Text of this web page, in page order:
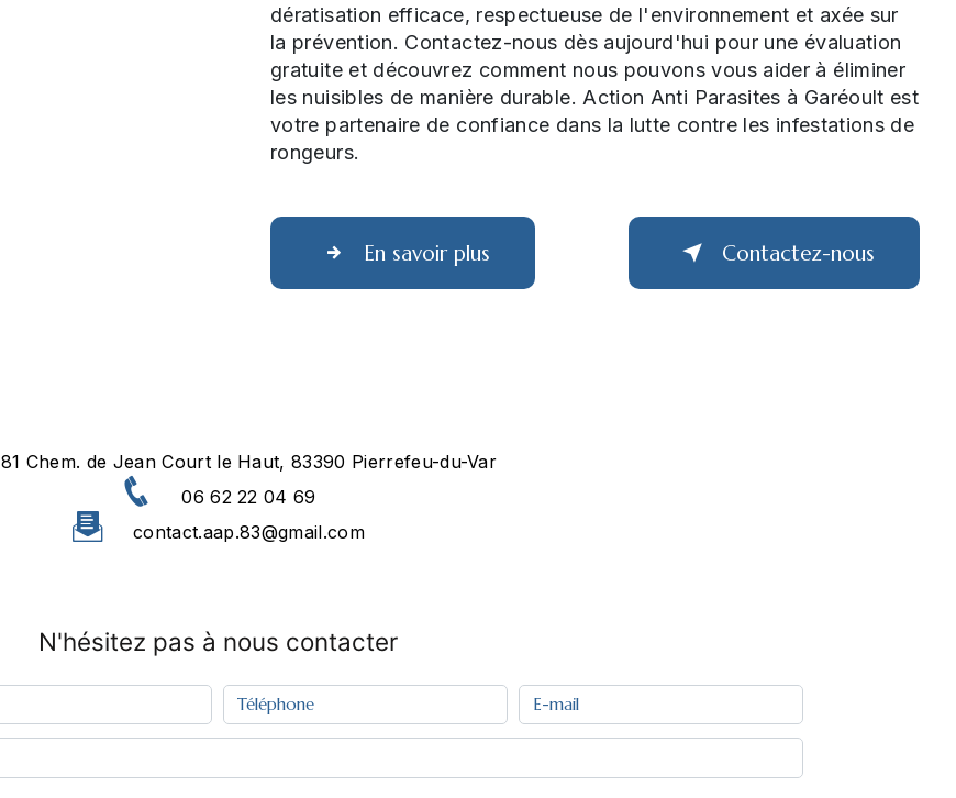
dératisation efficace, respectueuse de l'environnement et axée sur
la prévention. Contactez-nous dès aujourd'hui pour une évaluation
gratuite et découvrez comment nous pouvons vous aider à éliminer
les nuisibles de manière durable. Action Anti Parasites à Garéoult est
votre partenaire de confiance dans la lutte contre les infestations de
rongeurs.
En savoir plus Contactez-nous
81 Chem. de Jean Court le Haut, 83390 Pierrefeu-du-Var
06 62 22 04 69
contact.aap.83@gmail.com
N'hésitez pas à nous contacter